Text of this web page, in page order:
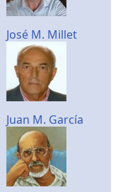
José M. Millet
Juan M. García